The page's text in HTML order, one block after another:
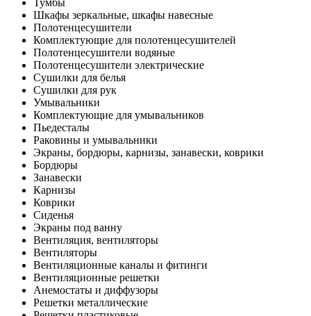
Тумбы
Шкафы зеркальные, шкафы навесные
Полотенцесушители
Комплектующие для полотенцесушителей
Полотенцесушители водяные
Полотенцесушители электрические
Сушилки для белья
Сушилки для рук
Умывальники
Комплектующие для умывальников
Пьедесталы
Раковины и умывальники
Экраны, бордюры, карнизы, занавески, коврики
Бордюры
Занавески
Карнизы
Коврики
Сиденья
Экраны под ванну
Вентиляция, вентиляторы
Вентиляторы
Вентиляционные каналы и фитинги
Вентиляционные решетки
Анемостаты и диффузоры
Решетки металлические